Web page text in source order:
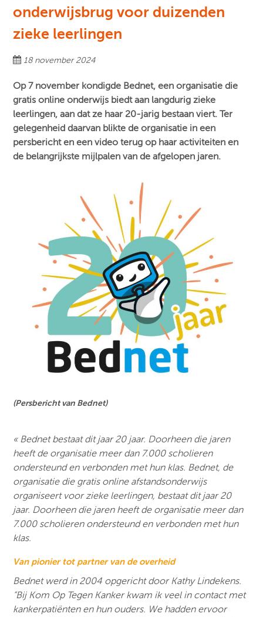
onderwijsbrug voor duizenden
zieke leerlingen
18 november 2024
Op 7 november kondigde Bednet, een organisatie die
gratis online onderwijs biedt aan langdurig zieke
leerlingen, aan dat ze haar 20-jarig bestaan viert. Ter
gelegenheid daarvan blikte de organisatie in een
persbericht en een video terug op haar activiteiten en
de belangrijkste mijlpalen van de afgelopen jaren.
(Persbericht van Bednet)
« Bednet bestaat dit jaar 20 jaar. Doorheen die jaren
heeft de organisatie meer dan 7.000 scholieren
ondersteund en verbonden met hun klas. Bednet, de
organisatie die gratis online afstandsonderwijs
organiseert voor zieke leerlingen, bestaat dit jaar 20
jaar. Doorheen die jaren heeft de organisatie meer dan
7.000 scholieren ondersteund en verbonden met hun
klas.
Van pionier tot partner van de overheid
Bednet werd in 2004 opgericht door Kathy Lindekens.
“Bij Kom Op Tegen Kanker kwam ik veel in contact met
kankerpatiënten en hun ouders. We hadden ervoor